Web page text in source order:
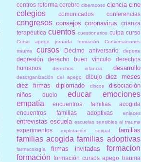
centros reforma cerebro ciberacoso ciencia cine
colegios comunicados conferencias
congresos consejos coronavirus
crianza
terapéutica cuentos cuestionarios culpa curso
Curso apego jornada formación Conversaciones
trauma
cursos Décimo aniversario deporte
depresión derecho buen vínculo
derechos
humanos
derechos infancia desarrollo
desorganización del apego dibujo diez meses
diez firmas
diplomado discos
disociación
niños
duelo educar
emociones
empatía
encuentros familias acogida
encuentros familias adoptivas
enlaces
entrevistas escuela escuelas sensibles al trauma
experimentos explotación sexual familias
familias acogida familias adoptivas
farmacología firmas invitadas
formacion
formación formación cursos apego trauma